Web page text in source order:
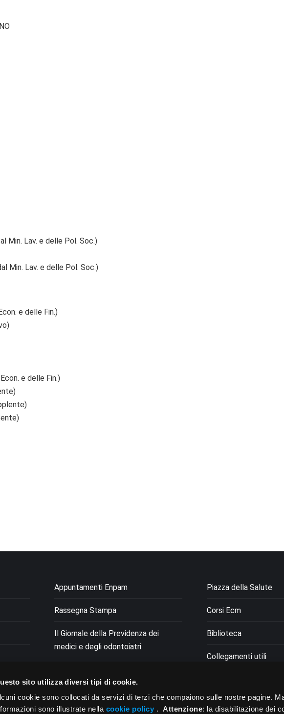
sito utilizza diversi tipi di cookie.
cookie sono collocati da servizi di terzi che compaiono sulle nostre pagine.
sono illustrate nella cookie policy .Attenzione: la disabilitazione dei
Min. Lav. e delle Pol. Soc.)
Min. Lav. e delle Pol. Soc.)
e delle Fin.)
e delle Fin.)
Appuntamenti Enpam
Rassegna Stampa
Il Giornale della Previdenza dei
medici e degli odontoiatri
Piazza della Salute
Corsi Ecm
Biblioteca
Collegamenti utili